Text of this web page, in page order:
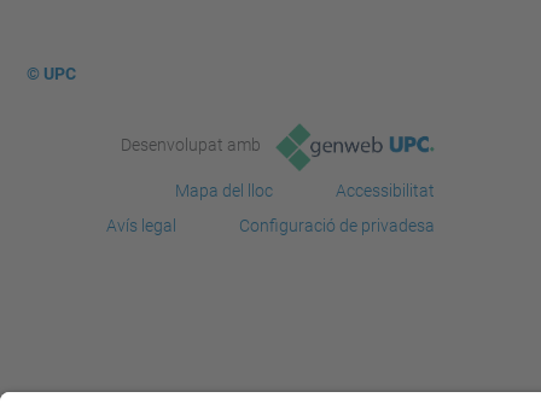
© UPC
Desenvolupat amb
Mapa del lloc
Accessibilitat
Avís legal
Configuració de privadesa